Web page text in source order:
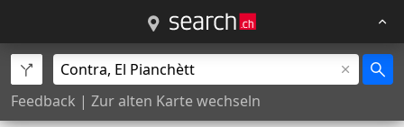
Feedback | Zur alten Karte wechseln